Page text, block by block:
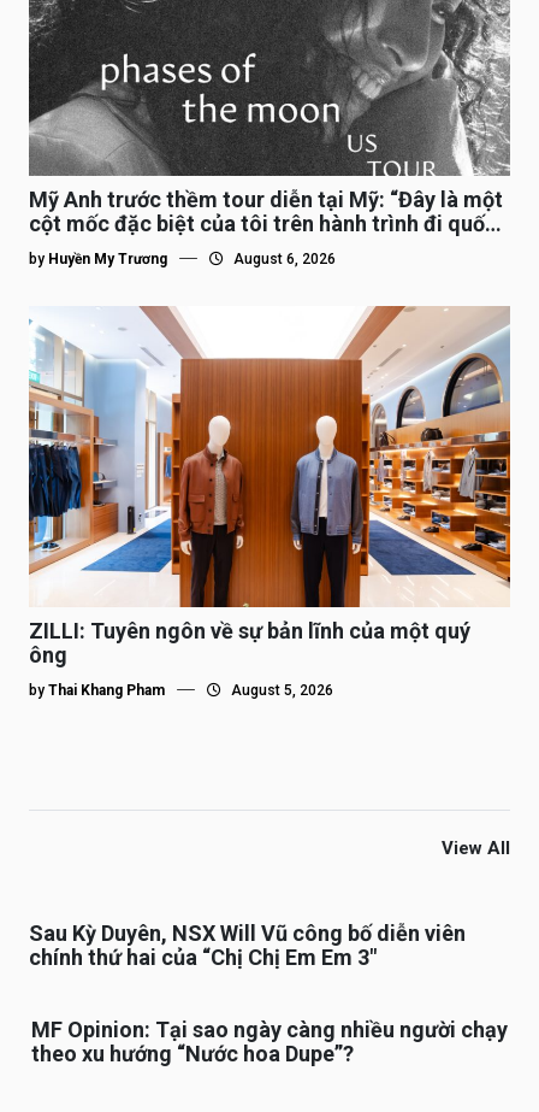
Mỹ Anh trước thềm tour diễn tại Mỹ: “Đây là một
cột mốc đặc biệt của tôi trên hành trình đi quốc
tế”
by Huyền My Trương August 6, 2026
ZILLI: Tuyên ngôn về sự bản lĩnh của một quý
ông
by Thai Khang Pham August 5, 2026
View All
Sau Kỳ Duyên, NSX Will Vũ công bố diễn viên
chính thứ hai của “Chị Chị Em Em 3″
MF Opinion: Tại sao ngày càng nhiều người chạy
theo xu hướng “Nước hoa Dupe”?